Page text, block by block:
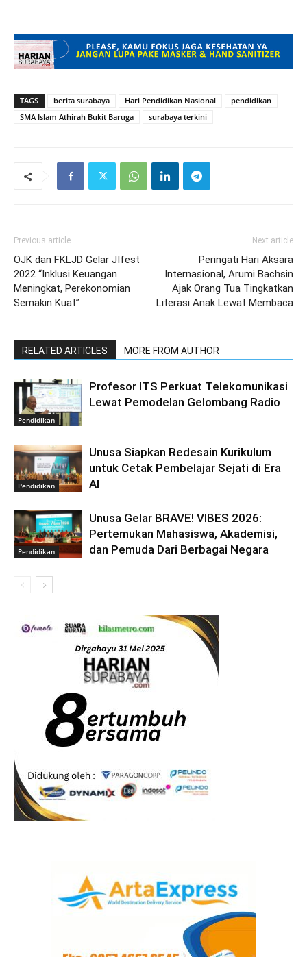
TAGS berita surabaya Hari Pendidikan Nasional
pendidikan
SMA Islam Athirah Bukit Baruga
surabaya terkini
Previous article
OJK dan FKLJD Gelar JIfest
2022 “Inklusi Keuangan
Meningkat, Perekonomian
Semakin Kuat”
Next article
Peringati Hari Aksara
Internasional, Arumi Bachsin
Ajak Orang Tua Tingkatkan
Literasi Anak Lewat Membaca
RELATED ARTICLES MORE FROM AUTHOR
Pendidikan
Profesor ITS Perkuat Telekomunikasi
Lewat Pemodelan Gelombang Radio
Pendidikan
Unusa Siapkan Redesain Kurikulum
untuk Cetak Pembelajar Sejati di Era
AI
Pendidikan
Unusa Gelar BRAVE! VIBES 2026:
Pertemukan Mahasiswa, Akademisi,
dan Pemuda Dari Berbagai Negara